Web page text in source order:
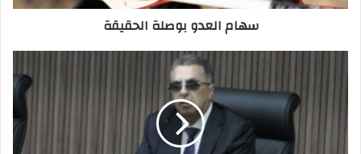
سهام العدو بوصلة الحقيقة